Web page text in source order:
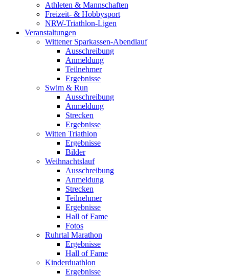
Athleten & Mannschaften
Freizeit- & Hobbysport
NRW-Triathlon-Ligen
Veranstaltungen
Wittener Sparkassen-Abendlauf
Ausschreibung
Anmeldung
Teilnehmer
Ergebnisse
Swim & Run
Ausschreibung
Anmeldung
Strecken
Ergebnisse
Witten Triathlon
Ergebnisse
Bilder
Weihnachtslauf
Ausschreibung
Anmeldung
Strecken
Teilnehmer
Ergebnisse
Hall of Fame
Fotos
Ruhrtal Marathon
Ergebnisse
Hall of Fame
Kinderduathlon
Ergebnisse